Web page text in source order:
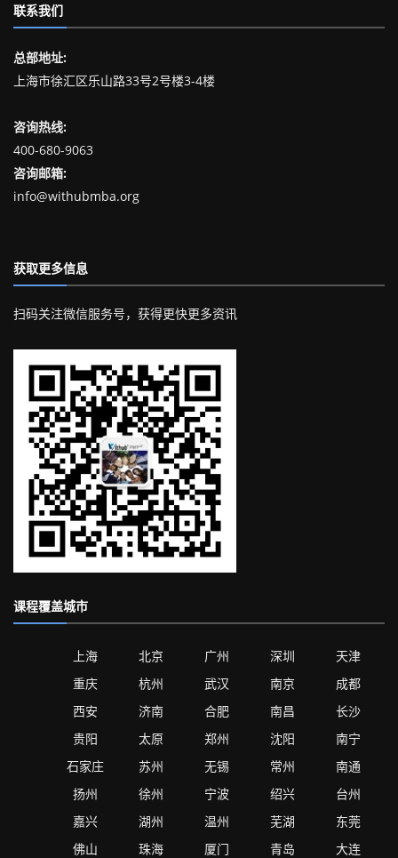
联系我们
总部地址:
上海市徐汇区乐山路33号2号楼3-4楼
咨询热线:
400-680-9063
咨询邮箱:
info@withubmba.org
获取更多信息
扫码关注微信服务号，获得更快更多资讯
课程覆盖城市
上海 北京 广州 深圳
天津
重庆
杭州 武汉 南京
成都
西安
济南 合肥 南昌
长沙
贵阳
太原 郑州 沈阳
南宁
石家庄
苏州 无锡 常州
南通
扬州
徐州 宁波 绍兴
台州
嘉兴
湖州 温州 芜湖
东莞
佛山
珠海 厦门 青岛 大连